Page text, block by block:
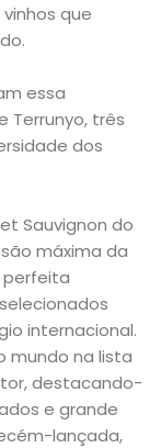
que
essa
Terrunyo, três
dos
Sauvignon do
máxima da
perfeita
internacional.
mundo na lista
destacando-
e grande
lançada,